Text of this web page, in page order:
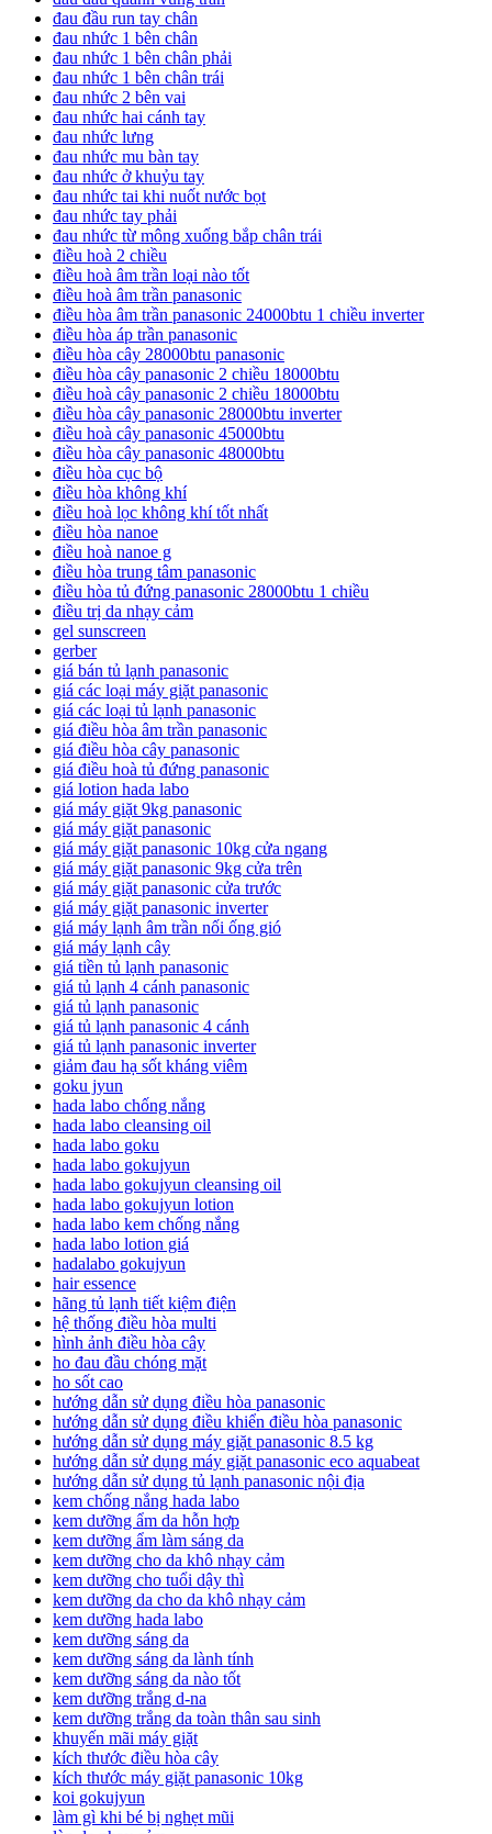
đau đầu run tay chân
đau nhức 1 bên chân
đau nhức 1 bên chân phải
đau nhức 1 bên chân trái
đau nhức 2 bên vai
đau nhức hai cánh tay
đau nhức lưng
đau nhức mu bàn tay
đau nhức ở khuỷu tay
đau nhức tai khi nuốt nước bọt
đau nhức tay phải
đau nhức từ mông xuống bắp chân trái
điều hoà 2 chiều
điều hoà âm trần loại nào tốt
điều hoà âm trần panasonic
điều hòa âm trần panasonic 24000btu 1 chiều inverter
điều hòa áp trần panasonic
điều hòa cây 28000btu panasonic
điều hòa cây panasonic 2 chiều 18000btu
điều hoà cây panasonic 2 chiều 18000btu
điều hòa cây panasonic 28000btu inverter
điều hoà cây panasonic 45000btu
điều hòa cây panasonic 48000btu
điều hòa cục bộ
điều hòa không khí
điều hoà lọc không khí tốt nhất
điều hòa nanoe
điều hoà nanoe g
điều hòa trung tâm panasonic
điều hòa tủ đứng panasonic 28000btu 1 chiều
điều trị da nhạy cảm
gel sunscreen
gerber
giá bán tủ lạnh panasonic
giá các loại máy giặt panasonic
giá các loại tủ lạnh panasonic
giá điều hòa âm trần panasonic
giá điều hòa cây panasonic
giá điều hoà tủ đứng panasonic
giá lotion hada labo
giá máy giặt 9kg panasonic
giá máy giặt panasonic
giá máy giặt panasonic 10kg cửa ngang
giá máy giặt panasonic 9kg cửa trên
giá máy giặt panasonic cửa trước
giá máy giặt panasonic inverter
giá máy lạnh âm trần nối ống gió
giá máy lạnh cây
giá tiền tủ lạnh panasonic
giá tủ lạnh 4 cánh panasonic
giá tủ lạnh panasonic
giá tủ lạnh panasonic 4 cánh
giá tủ lạnh panasonic inverter
giảm đau hạ sốt kháng viêm
goku jyun
hada labo chống nắng
hada labo cleansing oil
hada labo goku
hada labo gokujyun
hada labo gokujyun cleansing oil
hada labo gokujyun lotion
hada labo kem chống nắng
hada labo lotion giá
hadalabo gokujyun
hair essence
hãng tủ lạnh tiết kiệm điện
hệ thống điều hòa multi
hình ảnh điều hòa cây
ho đau đầu chóng mặt
ho sốt cao
hướng dẫn sử dụng điều hòa panasonic
hướng dẫn sử dụng điều khiển điều hòa panasonic
hướng dẫn sử dụng máy giặt panasonic 8.5 kg
hướng dẫn sử dụng máy giặt panasonic eco aquabeat
hướng dẫn sử dụng tủ lạnh panasonic nội địa
kem chống nắng hada labo
kem dưỡng ẩm da hỗn hợp
kem dưỡng ẩm làm sáng da
kem dưỡng cho da khô nhạy cảm
kem dưỡng cho tuổi dậy thì
kem dưỡng da cho da khô nhạy cảm
kem dưỡng hada labo
kem dưỡng sáng da
kem dưỡng sáng da lành tính
kem dưỡng sáng da nào tốt
kem dưỡng trắng d-na
kem dưỡng trắng da toàn thân sau sinh
khuyến mãi máy giặt
kích thước điều hòa cây
kích thước máy giặt panasonic 10kg
koi gokujyun
làm gì khi bé bị nghẹt mũi